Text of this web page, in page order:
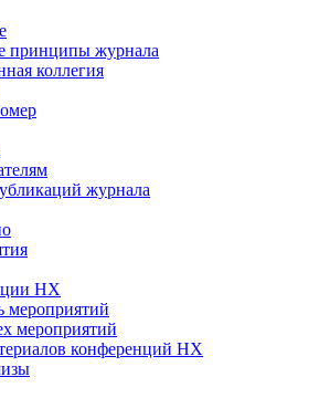
принципы журнала
коллегия
журнала
НХ
мероприятий
мероприятий
конференций НХ